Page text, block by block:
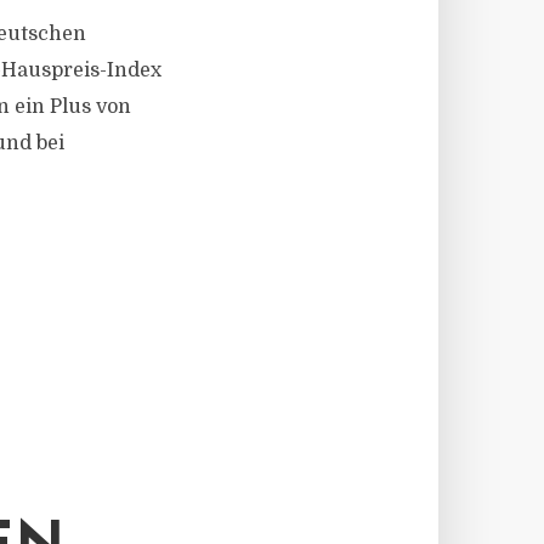
Index
ein Plus von
bei